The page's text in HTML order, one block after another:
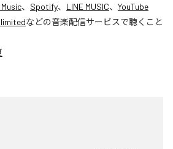
、 Spotify、 LINE MUSIC、 YouTube
などの音楽配信サービスで聴くこと